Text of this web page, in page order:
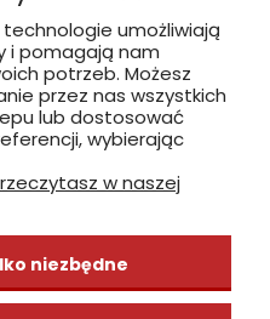
elektroniczne
w 2025 roku.
rozwiązania do
stworzone
w domu i
roku pozostają
walki z kunami i pozwalają
indywidualnych potrzeb
odstraszacze
technologie umożliwiają
i pomagają nam
potrzeb. Możesz
przez nas wszystkich
lub dostosować
wybierając
w naszej
niezbędne